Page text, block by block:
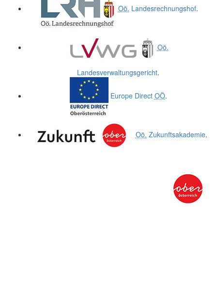
Oö. Landesrechnungshof.
Oö.
Landesverwaltungsgericht.
Europe Direct OÖ.
Oö. Zukunftsakademie.